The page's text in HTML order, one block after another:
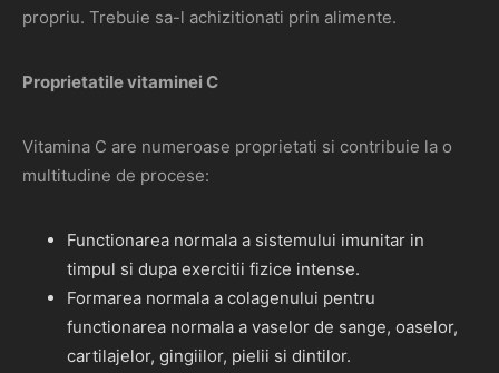
propriu. Trebuie sa-l achizitionati prin alimente.
Proprietatile vitaminei C
Vitamina C are numeroase proprietati si contribuie la o
multitudine de procese:
Functionarea normala a sistemului imunitar in
timpul si dupa exercitii fizice intense.
Formarea normala a colagenului pentru
functionarea normala a vaselor de sange, oaselor,
cartilajelor, gingiilor, pielii si dintilor.